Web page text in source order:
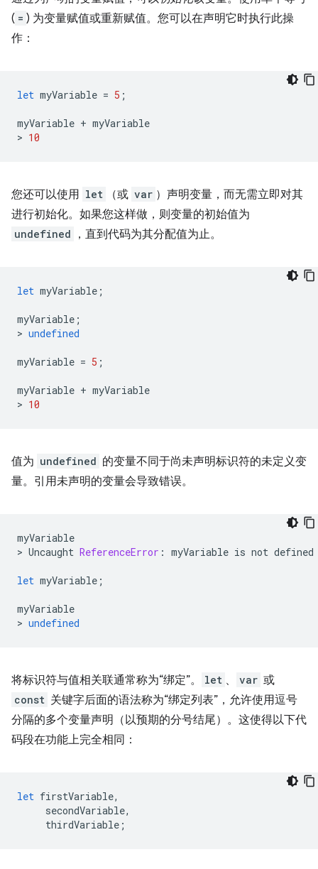
( = ) 为变量赋值或重新赋值。您可以在声明它时执行此操
作：
let myVariable = 5 ;
myVariable + myVariable
> 10
您还可以使用 let （或 var ）声明变量，而无需立即对其
进行初始化。如果您这样做，则变量的初始值为
undefined ，直到代码为其分配值为止。
let myVariable ;
myVariable ;
> undefined
myVariable = 5 ;
myVariable + myVariable
> 10
值为 undefined 的变量不同于尚未声明标识符的未定义变
量。引用未声明的变量会导致错误。
myVariable
> Uncaught ReferenceError : myVariable is not defined
let myVariable ;
myVariable
> undefined
将标识符与值相关联通常称为“绑定”。 let 、 var 或
const 关键字后面的语法称为“绑定列表”，允许使用逗号
分隔的多个变量声明（以预期的分号结尾）。这使得以下代
码段在功能上完全相同：
let firstVariable,
secondVariable,
thirdVariable ;